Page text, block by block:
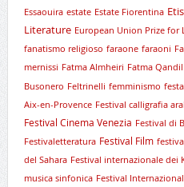
Essaouira estate Estate Fiorentina
Literature European Union Prize for
fanatismo religioso faraone faraoni
mernissi Fatma Almheiri Fatma Qandil
Busonero Feltrinelli femminismo
Aix-en-Provence Festival calligrafia
Festival Cinema Venezia Festival di
Festivaletteratura Festival Film
del Sahara Festival internazionale dei
musica sinfonica Festival